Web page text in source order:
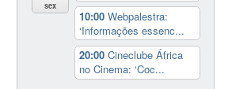
sex
10:00Webpalestra:
‘Informações essenc...
20:00Cineclube África
no Cinema: ‘Coc...